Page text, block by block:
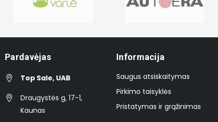
Pardavėjas
Top Sale, UAB
Draugystės g, 17-1,
Kaunas
Informacija
Saugus atsiskaitymas
Pirkimo taisyklės
Pristatymas ir grąžinimas